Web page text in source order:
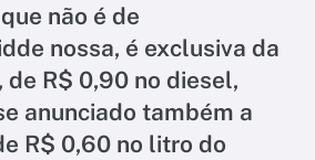
não é de
nossa, é exclusiva da
de R$ 0,90 no diesel,
anunciado também a
R$ 0,60 no litro do